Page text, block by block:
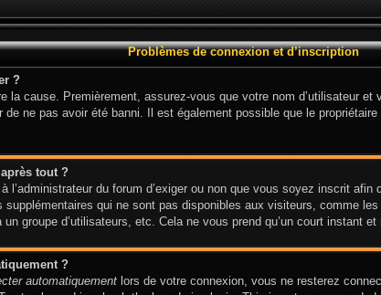
Problèmes de connexion et d’inscription
?
la cause. Premièrement, assurez-vous que votre nom d’utilisateur
ne pas avoir été banni. Il est également possible que le
tout ?
l’administrateur du forum d’exiger ou non que vous soyez inscrit
qui ne sont pas disponibles aux visiteurs, comme
groupe d’utilisateurs, etc. Cela ne vous prend qu’un court instant
?
automatiquement lors de votre connexion, vous ne resterez